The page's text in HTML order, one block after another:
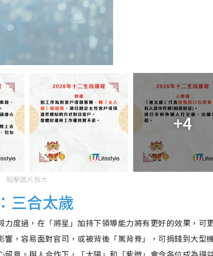
+4
點擊圖片放大
三合太歲
度過，在「將星」加持下領導能力將有更好的效果，可
，容易面對官司，或被背後「篤背脊」，可捐錢到大型